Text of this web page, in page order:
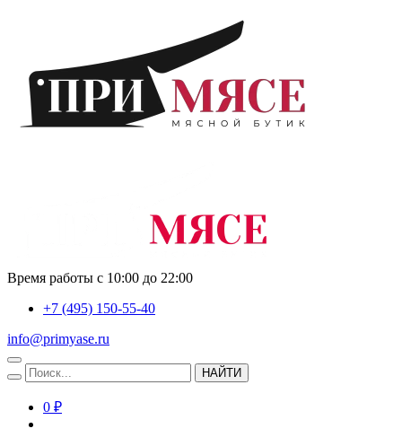
Время работы с 10:00 до 22:00
+7 (495) 150-55-40
info@primyase.ru
НАЙТИ
0 ₽